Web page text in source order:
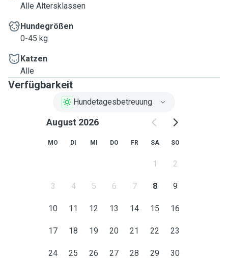
Alle Altersklassen
Hundegrößen
0-45 kg
Katzen
Alle
Verfügbarkeit
Hundetagesbetreuung
August 2026
MO DI MI DO FR SA SO
1 2
3 4 5 6 7 8 9
10 11 12 13 14 15 16
17 18 19 20 21 22 23
24 25 26 27 28 29 30